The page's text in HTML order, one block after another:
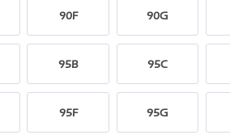
90F 90G
95B 95C
95F 95G